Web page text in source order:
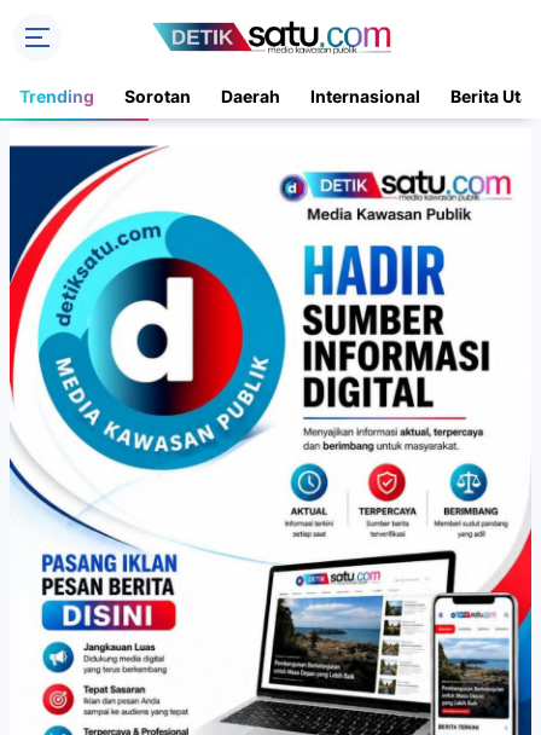
Trending Sorotan Daerah Internasional Berita